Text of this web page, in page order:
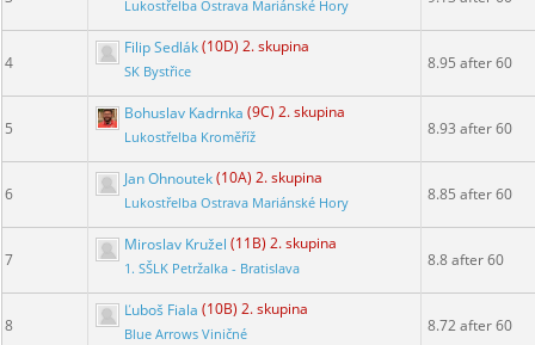
Lukostřelba Ostrava Mariánské Hory
4
Filip Sedlák(10D) 2. skupina
SK Bystřice 8.95 after 60
5
Bohuslav Kadrnka (9C) 2. skupina
Lukostřelba Kroměříž 8.93 after 60
6
Jan Ohnoutek(10A) 2. skupina
Lukostřelba Ostrava Mariánské Hory 8.85 after 60
7
Miroslav Kružel (11B) 2. skupina
1. SŠLK Petržalka - Bratislava 8.8 after 60
8
Ľuboš Fiala (10B) 2. skupina
Blue Arrows Viničné 8.72 after 60